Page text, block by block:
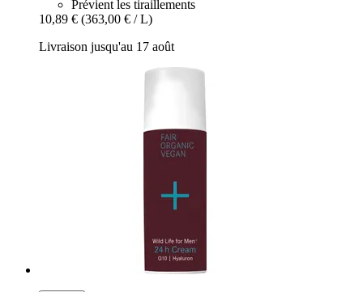
Prévient les tiraillements
10,89 € (363,00 € / L)
Livraison jusqu'au 17 août